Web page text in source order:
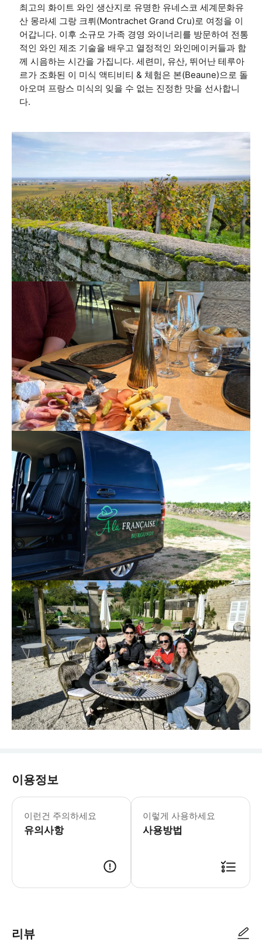
최고의 화이트 와인 생산지로 유명한 유네스코 세계문화유
산 몽라셰 그랑 크뤼(Montrachet Grand Cru)로 여정을 이
어갑니다. 이후 소규모 가족 경영 와이너리를 방문하여 전통
적인 와인 제조 기술을 배우고 열정적인 와인메이커들과 함
께 시음하는 시간을 가집니다. 세련미, 유산, 뛰어난 테루아
르가 조화된 이 미식 액티비티 & 체험은 본(Beaune)으로 돌
아오며 프랑스 미식의 잊을 수 없는 진정한 맛을 선사합니
다.
이용정보
이런건 주의하세요
유의사항
이렇게 사용하세요
사용방법
리뷰